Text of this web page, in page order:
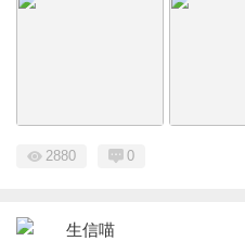
2880 0
生信喵